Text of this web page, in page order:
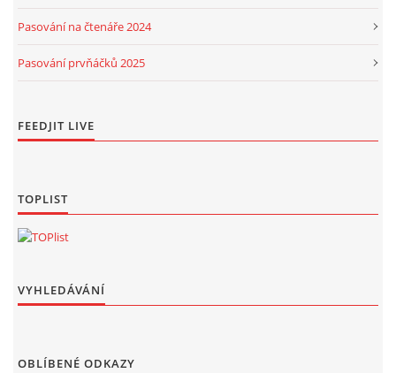
Pasování na čtenáře 2024
Pasování prvňáčků 2025
FEEDJIT LIVE
TOPLIST
VYHLEDÁVÁNÍ
OBLÍBENÉ ODKAZY